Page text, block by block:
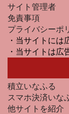
サイト管理者
免責事項
プライバシーポ
・当サイトには
・当サイトは
積立いなふる
スマホ決済いな
他サイトを紹介